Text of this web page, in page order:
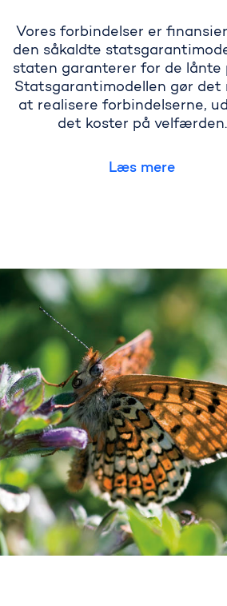
Vores forbindelser er
den såkaldte
staten garanterer for de lånte
Statsgarantimodellen gør det
at realisere forbindelserne,
det koster på velfærden.
Læs mere